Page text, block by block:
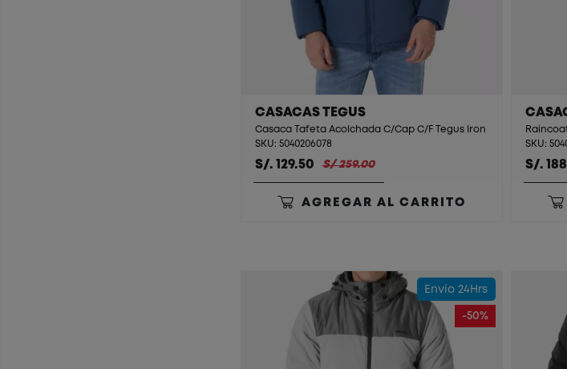
CASACAS TEGUS
Casaca Tafeta Acolchada C/Cap C/F Tegus Iron
SKU: 5040206078
S/. 129.50 S/ 259.00
AGREGAR AL CARRITO
SKU:
S/.
Envío 24Hrs
-50%